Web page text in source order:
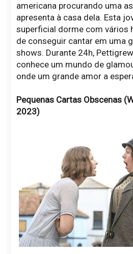
americana procurando uma
apresenta à casa dela. Esta
superficial dorme com vários
de conseguir cantar em uma
shows. Durante 24h,
conhece um mundo de
onde um grande amor a
Pequenas Cartas Obscenas
2023)